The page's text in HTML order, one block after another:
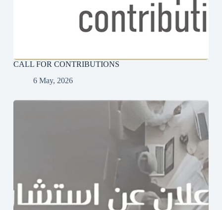
CALL FOR CONTRIBUTIONS
6 May, 2026